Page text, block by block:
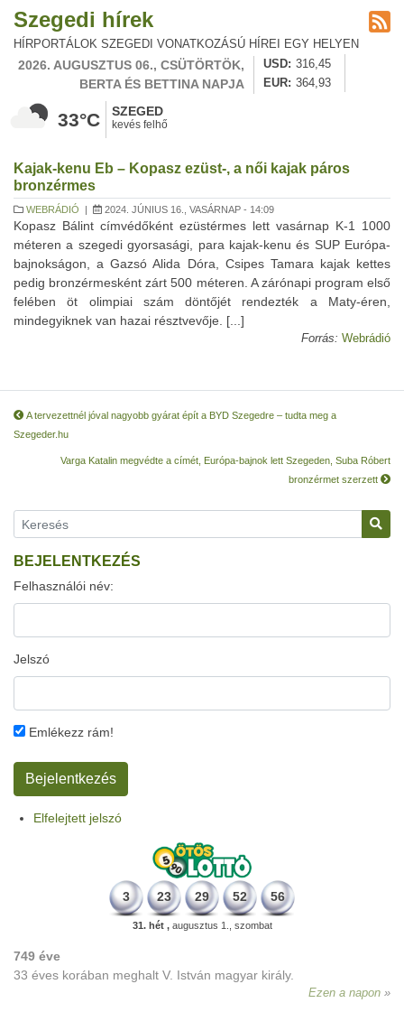
Szegedi hírek
HÍRPORTÁLOK SZEGEDI VONATKOZÁSÚ HÍREI EGY HELYEN
2026. AUGUSZTUS 06., CSÜTÖRTÖK,
BERTA ÉS BETTINA NAPJA
USD
316,45
EUR
364,93
33°C SZEGED
kevés felhő
Kajak-kenu Eb – Kopasz ezüst-, a női kajak páros
bronzérmes
WEBRÁDIÓ | 2024. JÚNIUS 16., VASÁRNAP - 14:09
Kopasz Bálint címvédőként ezüstérmes lett vasárnap K-1 1000
méteren a szegedi gyorsasági, para kajak-kenu és SUP Európa-
bajnokságon, a Gazsó Alida Dóra, Csipes Tamara kajak kettes
pedig bronzérmesként zárt 500 méteren. A zárónapi program első
felében öt olimpiai szám döntőjét rendezték a Maty-éren,
mindegyiknek van hazai résztvevője. [...]
Forrás: Webrádió
A tervezettnél jóval nagyobb gyárat épít a BYD Szegedre – tudta meg a
Szegeder.hu
Varga Katalin megvédte a címét, Európa-bajnok lett Szegeden, Suba Róbert
bronzérmet szerzett
BEJELENTKEZÉS
Felhasználói név:
Jelszó
Emlékezz rám!
Elfelejtett jelszó
3 23 29 52 56
31. hét ,augusztus 1., szombat
749 éve
33 éves korában meghalt V. István magyar király.
Ezen a napon